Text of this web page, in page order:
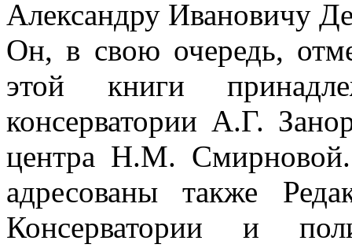
Александру Ивановичу
Он, в свою очередь,
этой книги
консерватории А.Г.
центра Н.М. Смирновой.
адресованы также
Консерватории и